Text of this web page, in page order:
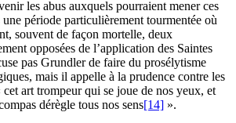
les abus auxquels pourraient mener ces
période particulièrement tourmentée où
souvent de façon mortelle, deux
opposées de l’application des Saintes
pas Grundler de faire du prosélytisme
mais il appelle à la prudence contre les
cet art trompeur qui se joue de nos yeux, et
dérègle tous nos sens[14] ».